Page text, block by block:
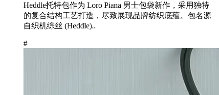
Heddle托特包作为 Loro Piana 男士包袋新作，采用独特
的复合结构工艺打造，尽致展现品牌纺织底蕴。包名源
自织机综丝 (Heddle)..
#